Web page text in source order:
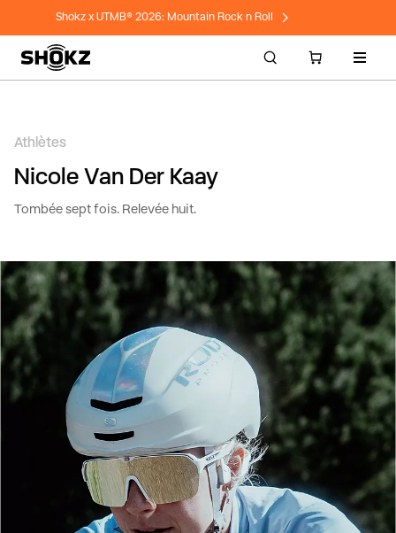
Nicole
van
der
×
Shokz:
avec
sport
Shokz x UTMB® 2026: Mountain Rock n Roll
Athlètes
Nicole Van Der Kaay
Tombée sept fois. Relevée huit.